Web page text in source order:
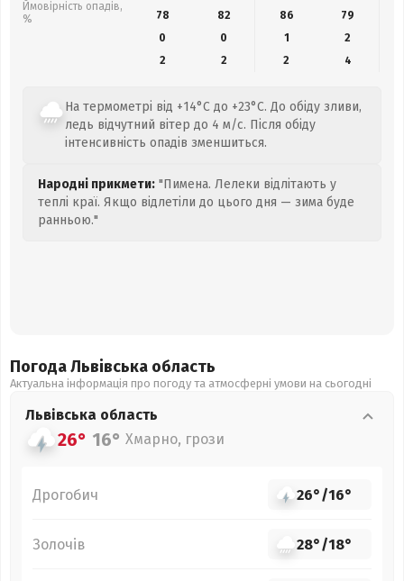
Ймовірність опадів,
%
78
82 86 79
0
0 1
2
2
2 2 4
На термометрі від +14°C до +23°C. До обіду зливи,
ледь відчутний вітер до 4 м/с. Після обіду
інтенсивність опадів зменшиться.
Народні прикмети: "Пимена. Лелеки відлітають у
теплі краї. Якщо відлетіли до цього дня — зима буде
ранньою."
Погода Львівська область
Актуальна інформація про погоду та атмосферні умови на сьогодні
Львівська область
26° 16° Хмарно, грози
Дрогобич 26°/16°
Золочів 28°/18°